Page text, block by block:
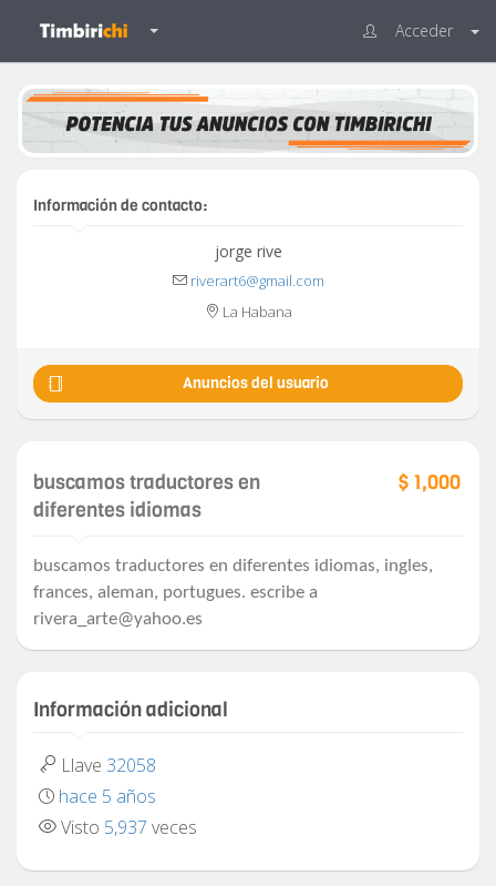
Acceder
Información de contacto:
jorge rive
riverart6@gmail.com
La Habana
Anuncios del usuario
buscamos traductores en
diferentes idiomas
$ 1,000
buscamos traductores en diferentes idiomas, ingles,
frances, aleman, portugues. escribe a
rivera_arte@yahoo.es
Información adicional
Llave 32058
hace 5 años
Visto 5,937 veces